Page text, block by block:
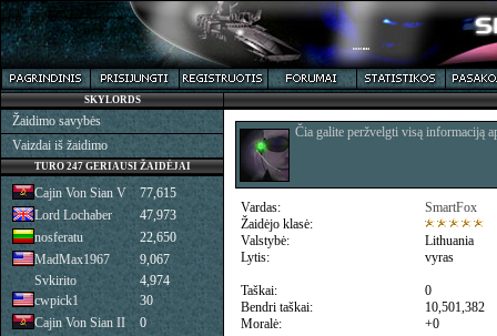
Čia galite peržvelgti visą informaciją
Vardas:
Žaidėjo klasė:
Valstybė:
Lytis:
Taškai:
Bendri taškai:
Moralė:
SmartFox
Lithuania
vyras
0
10,501,382
+0
SKYLORDS
Žaidimo savybės
Vaizdai iš žaidimo
TURO 247 GERIAUSI ŽAIDĖJAI
Cajin Von Sian V
77,615
Lord Lochaber
47,973
nosferatu
22,650
MadMax1967
9,067
Svkirito
4,974
cwpick1
30
Cajin Von Sian II
0